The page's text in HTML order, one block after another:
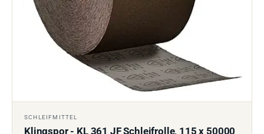
SCHLEIFMITTEL
Klingspor - KL 361 JF Schleifrolle, 115 x 50000